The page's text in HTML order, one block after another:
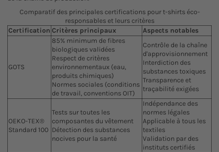
Comparatif des principales certifications pour t-shirts éco-
responsables et leurs critères
Certification Critères principaux Aspects notables
GOTS
85% minimum de fibres
biologiques validées
Respect de critères
environnementaux (eau,
produits chimiques)
Normes sociales (conditions
de travail, conventions OIT)
Contrôle de la chaîne
d'approvisionnement
Interdiction des
substances toxiques
Transparence et
traçabilité exigées
OEKO-TEX®
Standard 100
Tests sur toutes les
composantes du vêtement
Détection des substances
nocives pour la santé
Indépendance des
normes légales
Applicable à tous les
textiles
Validation par des
instituts certifiés